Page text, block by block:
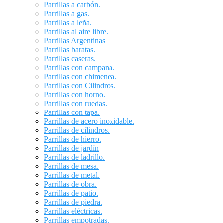
Parrillas a carbón.
Parrillas a gas.
Parrillas a leña.
Parrillas al aire libre.
Parrillas Argentinas
Parrillas baratas.
Parrillas caseras.
Parrillas con campana.
Parrillas con chimenea.
Parrillas con Cilindros.
Parrillas con horno.
Parrillas con ruedas.
Parrillas con tapa.
Parrillas de acero inoxidable.
Parrillas de cilindros.
Parrillas de hierro.
Parrillas de jardín
Parrillas de ladrillo.
Parrillas de mesa.
Parrillas de metal.
Parrillas de obra.
Parrillas de patio.
Parrillas de piedra.
Parrillas eléctricas.
Parrillas empotradas.